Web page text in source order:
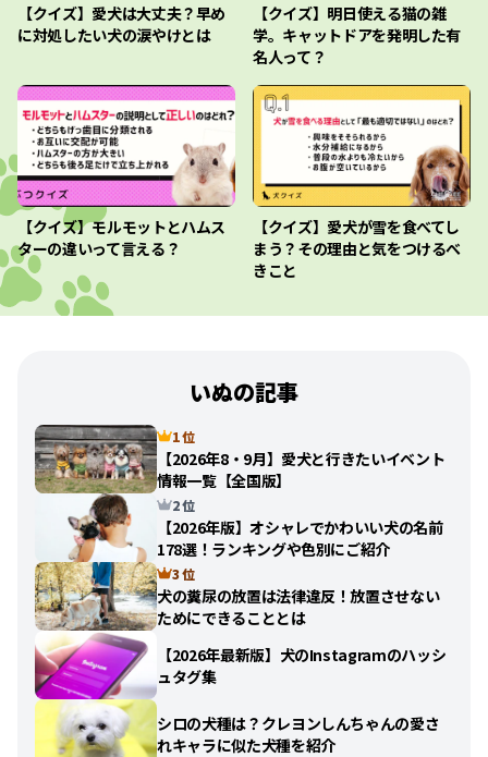
【クイズ】愛犬は大丈夫？早め
に対処したい犬の涙やけとは
【クイズ】明日使える猫の雑
学。キャットドアを発明した有
名人って？
【クイズ】モルモットとハムス
ターの違いって言える？
【クイズ】愛犬が雪を食べてし
まう？その理由と気をつけるべ
きこと
いぬの記事
1 位
【2026年8・9月】愛犬と行きたいイベント
情報一覧【全国版】
2 位
【2026年版】オシャレでかわいい犬の名前
178選！ランキングや色別にご紹介
3 位
犬の糞尿の放置は法律違反！放置させない
ためにできることとは
【2026年最新版】犬のInstagramのハッシ
ュタグ集
シロの犬種は？クレヨンしんちゃんの愛さ
れキャラに似た犬種を紹介